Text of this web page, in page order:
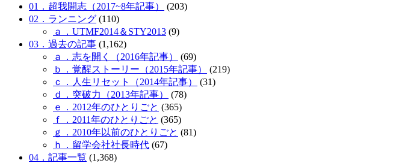
01．超我開志（2017~8年記事）
(203)
02．ランニング (110)
ａ．UTMF2014＆STY2013 (9)
03．過去の記事 (1,162)
ａ．志を開く（2016年記事）
(69)
ｂ．覚醒ストーリー（2015年記事）
(219)
ｃ．人生リセット（2014年記事）
(31)
ｄ．突破力（2013年記事）
(78)
ｅ．2012年のひとりごと (365)
ｆ．2011年のひとりごと (365)
ｇ．2010年以前のひとりごと (81)
ｈ．留学会社社長時代 (67)
04．記事一覧 (1,368)